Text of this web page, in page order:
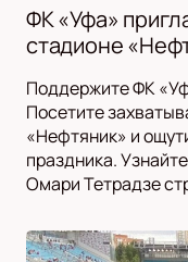
ФК «Уфа»
стадионе
Поддержите ФК
Посетите
«Нефтяник» и
праздника.
Омари Тетрадзе